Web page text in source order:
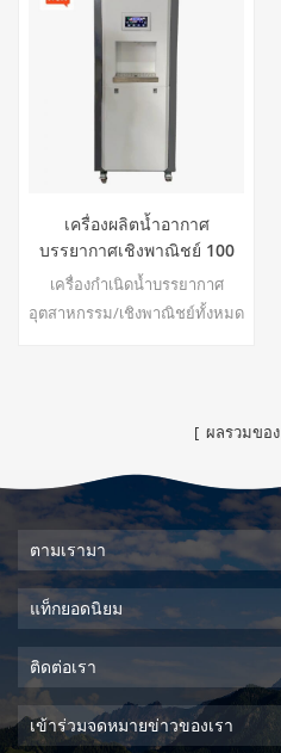
เครื่องผลิตน้ำอากาศ
บรรยากาศเชิงพาณิชย์ 100
ลิตรต่อวัน EA-100E
เครื่องกำเนิดน้ำบรรยากาศ
อุตสาหกรรม/เชิงพาณิชย์ทั้งหมด
เครื่องกำเนิดน้ำด้วยอากาศของ
ที่ทำงานได้อย่างสมบูรณ์ มีครบ
ทุกอย่างในตัว และเพียงพอในตัว
เอง สามารถขนส่งได้อย่าง
ง่ายดายพร้อมทั้งผลิตน้ำดื่ม
บริสุทธิ์สดได้มากถึงหลายพัน
แกลลอน โรงงา22
[ ผลรวมของ
ตามเรามา
แท็กยอดนิยม
ติดต่อเรา
เข้าร่วมจดหมายข่าวของเรา